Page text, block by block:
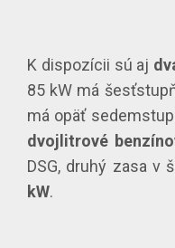
K dispozícii sú aj
85 kW má
má opäť
dvojlitrové
DSG, druhý zasa v
kW.